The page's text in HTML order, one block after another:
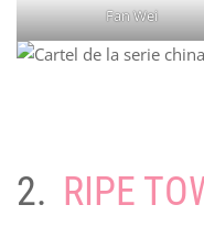
Fan Wei
2. RIPE